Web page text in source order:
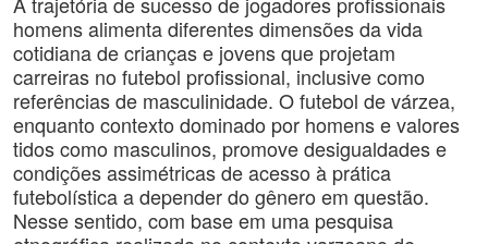
homens alimenta diferentes dimensões da vida
cotidiana de crianças e jovens que projetam
carreiras no futebol profissional, inclusive como
referências de masculinidade. O futebol de várzea,
enquanto contexto dominado por homens e valores
tidos como masculinos, promove desigualdades e
condições assimétricas de acesso à prática
futebolística a depender do gênero em questão.
Nesse sentido, com base em uma pesquisa